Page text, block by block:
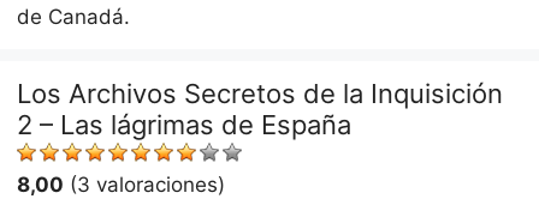
de Canadá.
Los Archivos Secretos de la Inquisición
2 – Las lágrimas de España
8,00 (3 valoraciones)